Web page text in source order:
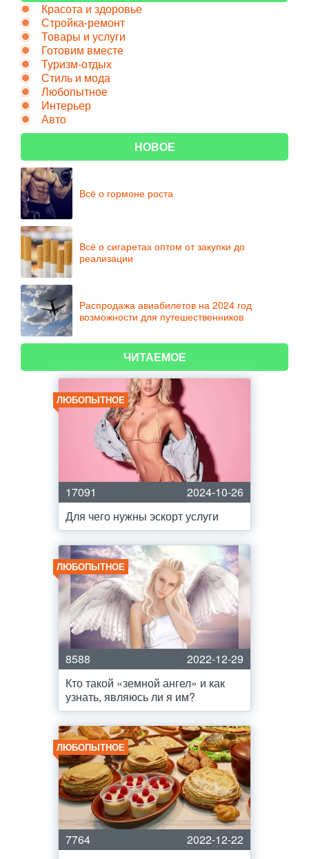
Красота и здоровье
Стройка-ремонт
Товары и услуги
Готовим вместе
Туризм-отдых
Стиль и мода
Любопытное
Интерьер
Авто
НОВОЕ
Всё о гормоне роста
Всё о сигаретах оптом от закупки до
реализации
Распродажа авиабилетов на 2024 год
возможности для путешественников
ЧИТАЕМОЕ
ЛЮБОПЫТНОЕ
17091
2024-10-26
Для чего нужны эскорт услуги
ЛЮБОПЫТНОЕ
8588
2022-12-29
Кто такой «земной ангел» и как
узнать, являюсь ли я им?
ЛЮБОПЫТНОЕ
7764
2022-12-22